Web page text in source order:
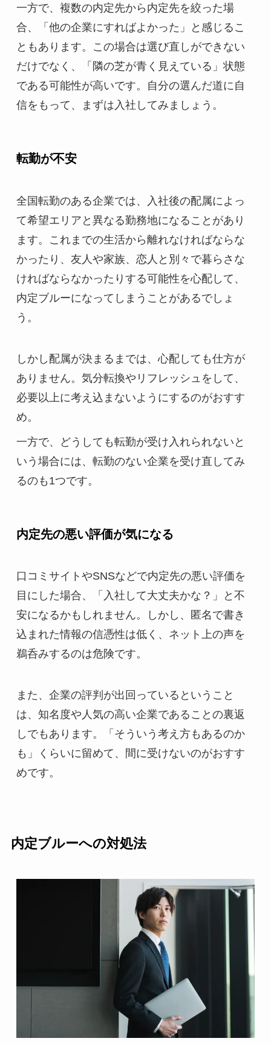
一方で、複数の内定先から内定先を絞った場
合、「他の企業にすればよかった」と感じるこ
ともあります。この場合は選び直しができない
だけでなく、「隣の芝が青く見えている」状態
である可能性が高いです。自分の選んだ道に自
信をもって、まずは入社してみましょう。
転勤が不安
全国転勤のある企業では、入社後の配属によっ
て希望エリアと異なる勤務地になることがあり
ます。これまでの生活から離れなければならな
かったり、友人や家族、恋人と別々で暮らさな
ければならなかったりする可能性を心配して、
内定ブルーになってしまうことがあるでしょ
う。
しかし配属が決まるまでは、心配しても仕方が
ありません。気分転換やリフレッシュをして、
必要以上に考え込まないようにするのがおすす
め。
一方で、どうしても転勤が受け入れられないと
いう場合には、転勤のない企業を受け直してみ
るのも1つです。
内定先の悪い評価が気になる
口コミサイトやSNSなどで内定先の悪い評価を
目にした場合、「入社して大丈夫かな？」と不
安になるかもしれません。しかし、匿名で書き
込まれた情報の信憑性は低く、ネット上の声を
鵜呑みするのは危険です。
また、企業の評判が出回っているということ
は、知名度や人気の高い企業であることの裏返
しでもあります。「そういう考え方もあるのか
も」くらいに留めて、間に受けないのがおすす
めです。
内定ブルーへの対処法